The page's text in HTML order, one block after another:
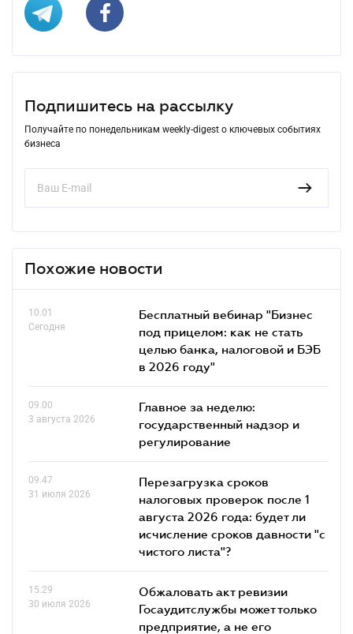
Подпишитесь на рассылку
Получайте по понедельникам weekly-digest о ключевых событиях
бизнеса
Похожие новости
10.01
Сегодня
Бесплатный вебинар "Бизнес
под прицелом: как не стать
целью банка, налоговой и БЭБ
в 2026 году"
09.00
3 августа 2026
Главное за неделю:
государственный надзор и
регулирование
09.47
31 июля 2026
Перезагрузка сроков
налоговых проверок после 1
августа 2026 года: будет ли
исчисление сроков давности "с
чистого листа"?
15.29
30 июля 2026
Обжаловать акт ревизии
Госаудитслужбы может только
предприятие, а не его